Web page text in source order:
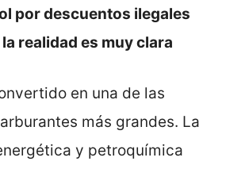
por descuentos ilegales
realidad es muy clara
en una de las
más grandes. La
y petroquímica